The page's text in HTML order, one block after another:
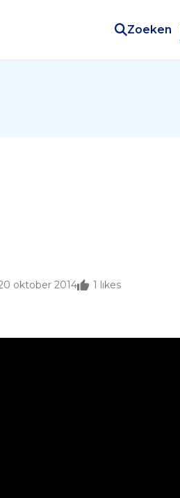
Zoeken
oktober 2014 1 likes